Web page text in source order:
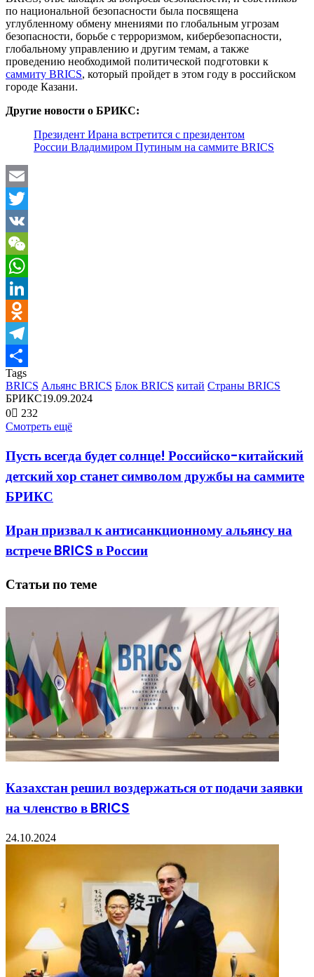
по национальной безопасности была посвящена
углубленному обмену мнениями по глобальным угрозам
безопасности, борьбе с терроризмом, кибербезопасности,
глобальному управлению и другим темам, а также
проведению необходимой политической подготовки к
саммиту BRICS, который пройдет в этом году в российском
городе Казани.
Другие новости о БРИКС:
Президент Ирана встретится с президентом
России Владимиром Путиным на саммите BRICS
Email
Twitter
VK
WeChat
WhatsApp
LinkedIn
Odnoklassniki
Telegram
Отправить
Tags
BRICS Альянс BRICS Блок BRICS китай Страны BRICS
БРИКС19.09.2024
0
232
Смотреть ещё
Пусть всегда будет солнце! Российско-китайский
детский хор станет символом дружбы на саммите
БРИКС
Иран призвал к антисанкционному альянсу на
встрече BRICS в России
Статьи по теме
Казахстан решил воздержаться от подачи заявки
на членство в BRICS
24.10.2024